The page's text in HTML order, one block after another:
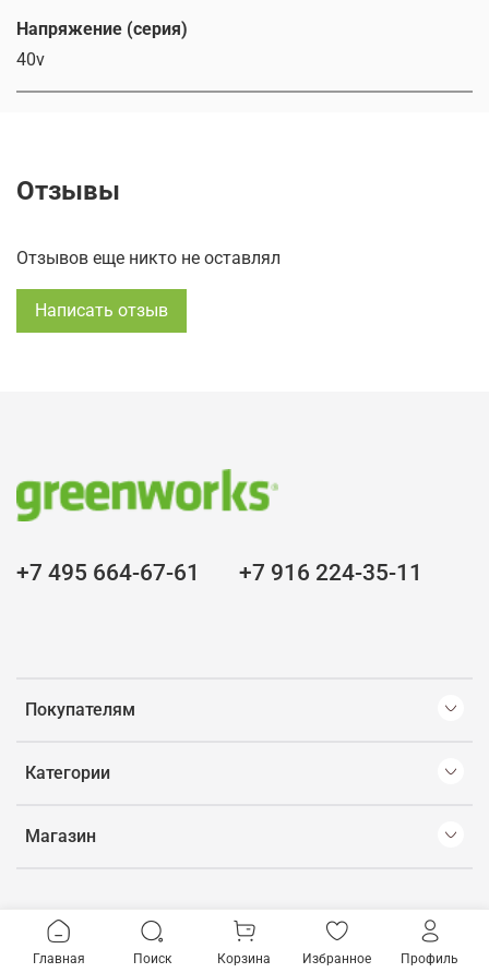
Напряжение (серия)
40v
Отзывы
Отзывов еще никто не оставлял
Написать отзыв
Покупателям
Категории
Магазин
+7 495 664-67-61 +7 916 224-35-11
Главная Поиск Корзина Избранное Профиль